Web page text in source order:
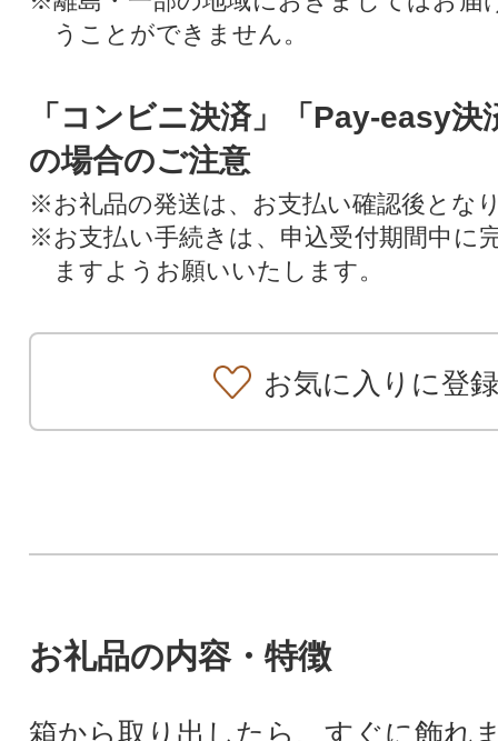
うことができません。
「コンビニ決済」「Pay-easy決
の場合のご注意
※お礼品の発送は、お支払い確認後とな
※お支払い手続きは、申込受付期間中に
ますようお願いいたします。
お気に入りに登録
お礼品の内容・特徴
箱から取り出したら、すぐに飾れ